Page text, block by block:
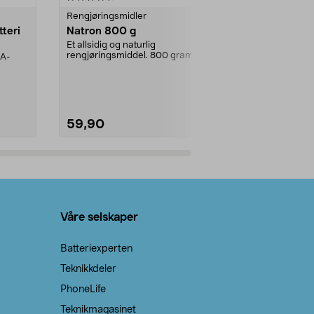
Rengjøringsmidler
Natron 800 g
Et allsidig og naturlig
rengjøringsmiddel. 800 gram
59,90
Våre selskaper
Batteriexperten
Teknikkdeler
PhoneLife
Teknikmagasinet